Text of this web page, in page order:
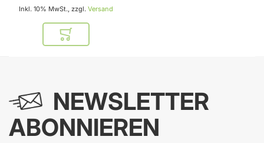
Inkl. 10% MwSt., zzgl. Versand
In den Warenkorb
NEWSLETTER
ABONNIEREN